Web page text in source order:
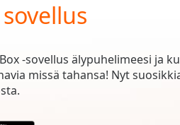
-sovellus älypuhelimeesi ja
missä tahansa! Nyt